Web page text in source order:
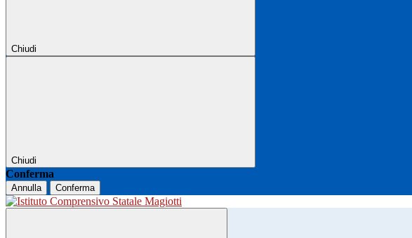
Chiudi
Chiudi
Conferma
Annulla Conferma